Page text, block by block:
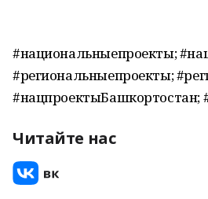
#национальныепроекты;
#региональныепроекты;
Читайте нас